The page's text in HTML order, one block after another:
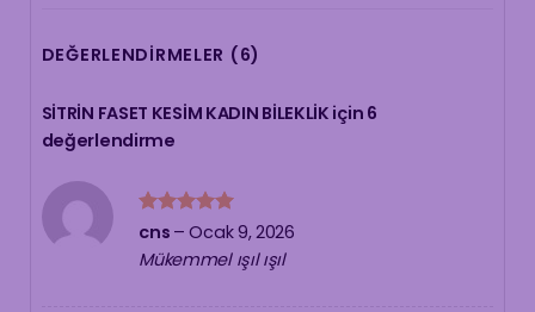
DEĞERLENDIRMELER (6)
SİTRİN FASET KESİM KADIN BİLEKLİK için 6
değerlendirme
5 üzerinden
cns – Ocak 9, 2026
Mükemmel ışıl ışıl